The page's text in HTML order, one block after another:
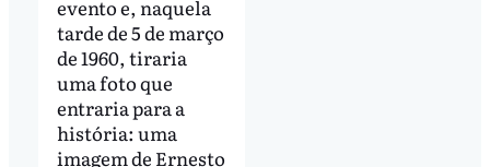
evento e, naquela
tarde de 5 de março
de 1960, tiraria
uma foto que
entraria para a
história: uma
imagem de Ernesto